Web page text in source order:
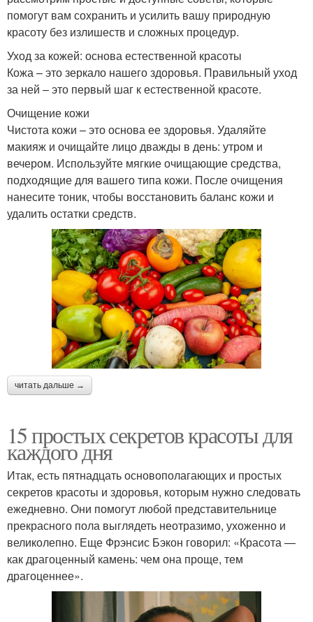
помогут вам сохранить и усилить вашу природную
красоту без излишеств и сложных процедур.
Уход за кожей: основа естественной красоты
Кожа – это зеркало нашего здоровья. Правильный уход
за ней – это первый шаг к естественной красоте.
Очищение кожи
Чистота кожи – это основа ее здоровья. Удаляйте
макияж и очищайте лицо дважды в день: утром и
вечером. Используйте мягкие очищающие средства,
подходящие для вашего типа кожи. После очищения
нанесите тоник, чтобы восстановить баланс кожи и
удалить остатки средств.
читать дальше →
15 простых секретов красоты для
каждого дня
Итак, есть пятнадцать основополагающих и простых
секретов красоты и здоровья, которым нужно следовать
ежедневно. Они помогут любой представительнице
прекрасного пола выглядеть неотразимо, ухоженно и
великолепно. Еще Фрэнсис Бэкон говорил: «Красота —
как драгоценный камень: чем она проще, тем
драгоценнее».